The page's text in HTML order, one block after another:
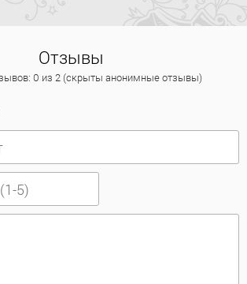
Отзывы
0 из 2 (скрыты анонимные отзывы)